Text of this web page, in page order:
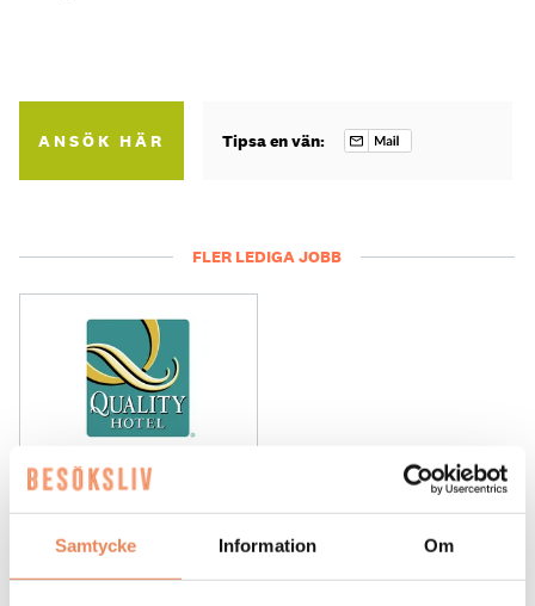
Samtycke Information Om
ANSÖK HÄR Tipsa en vän:
FLER LEDIGA JOBB
General
Manager/Hotelldirektör
Arbetsgivare: Quality Hotel Grand